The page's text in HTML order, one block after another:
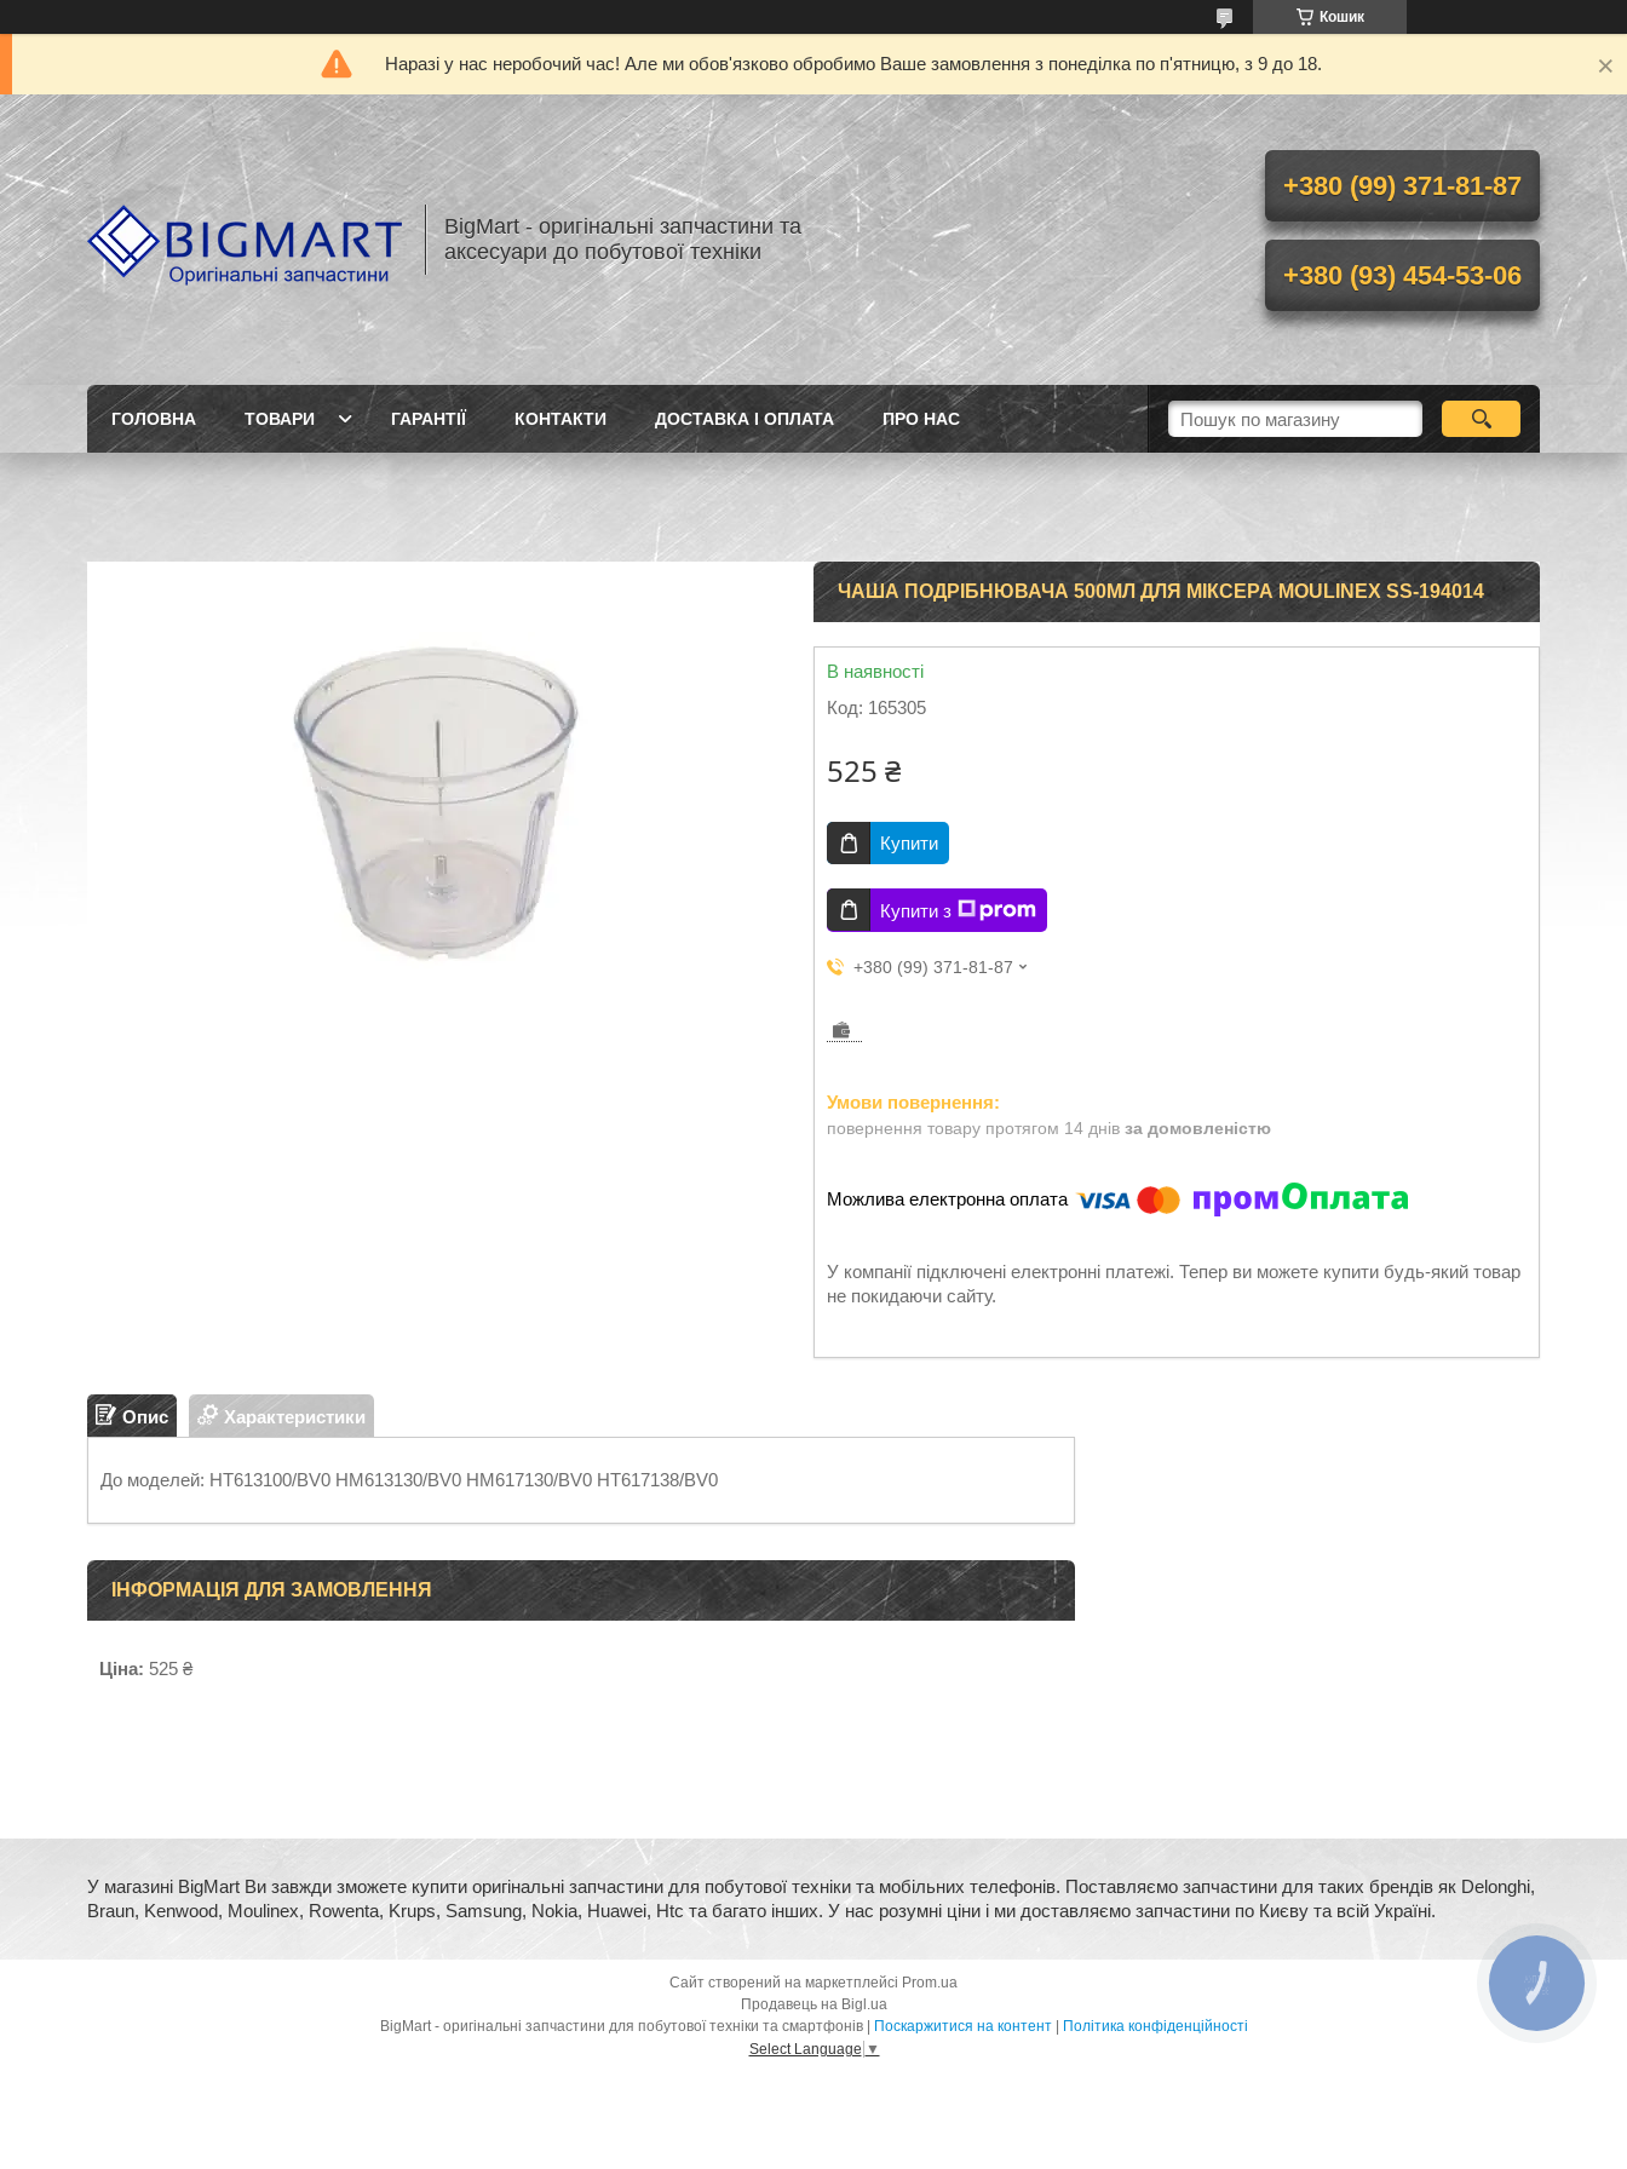
Кошик
Наразі у нас неробочий час! Але ми обов'язково обробимо Ваше замовлення з понеділка по п'ятницю, з 9 до 18.
BigMart - оригінальні запчастини та
аксесуари до побутової техніки
+380 (99) 371-81-87
+380 (93) 454-53-06
ГОЛОВНА ТОВАРИ ГАРАНТІЇ КОНТАКТИ ДОСТАВКА І ОПЛАТА ПРО НАС
ЧАША ПОДРІБНЮВАЧА 500МЛ ДЛЯ МІКСЕРА MOULINEX SS-194014
В наявності
Код: 165305
525 ₴
Купити
Купити з
+380 (99) 371-81-87
повернення товару протягом 14 днів за домовленістю
У компанії підключені електронні платежі. Тепер ви можете купити будь-який товар
не покидаючи сайту.
Опис Характеристики
До моделей: HT613100/BV0 HM613130/BV0 HM617130/BV0 HT617138/BV0
ІНФОРМАЦІЯ ДЛЯ ЗАМОВЛЕННЯ
Ціна: 525 ₴
У магазині BigMart Ви завжди зможете купити оригінальні запчастини для побутової техніки та мобільних телефонів. Поставляємо запчастини для таких брендів як Delonghi,
Braun, Kenwood, Moulinex, Rowenta, Krups, Samsung, Nokia, Huawei, Htc та багато інших. У нас розумні ціни і ми доставляємо запчастини по Києву та всій Україні.
Сайт створений на маркетплейсі Prom.ua
Продавець на Bigl.ua
Поскаржитися на контент
Політика конфіденційності
Select Language ▼
КНОПКА
ЗВ'ЯЗКУ